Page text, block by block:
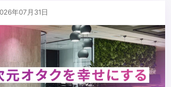
あり、経験の幅を広げたい方
ように働きたい方
したいと思っている方
年07月31日